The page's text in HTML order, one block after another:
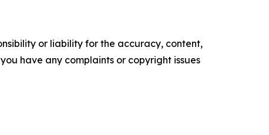
or liability for the accuracy, content,
have any complaints or copyright issues